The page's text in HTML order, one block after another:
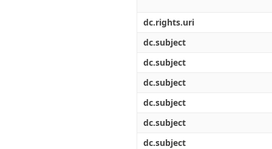
dc.rights.uri
dc.subject
dc.subject
dc.subject
dc.subject
dc.subject
dc.subject